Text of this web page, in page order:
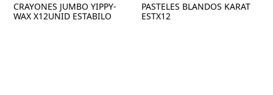
CRAYONES JUMBO YIPPY-
WAX X12UNID ESTABILO
PASTELES BLANDOS KARAT
ESTX12